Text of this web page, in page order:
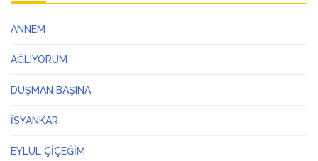
ANNEM
AĞLIYORUM
DÜŞMAN BAŞINA
İSYANKAR
EYLÜL ÇİÇEĞİM